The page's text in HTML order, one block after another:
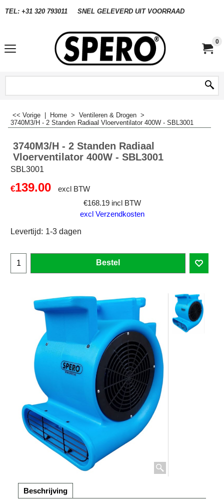
TEL: +31 320 793011 SNEL GELEVERD UIT VOORRAAD
0
<< Vorige Home > Ventileren & Drogen >
3740M3/H - 2 Standen Radiaal Vloerventilator 400W - SBL3001
3740M3/H - 2 Standen Radiaal
Vloerventilator 400W - SBL3001
SBL3001
€139.00
excl BTW
€168.19 incl BTW
excl Verzendkosten
Levertijd: 1-3 dagen
Bestel
Beschrijving